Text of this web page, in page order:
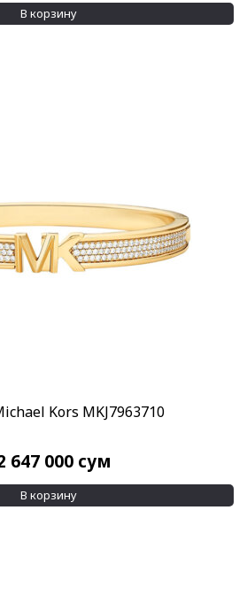
В корзину
Kors MKJ7963710
647 000 сум
В корзину